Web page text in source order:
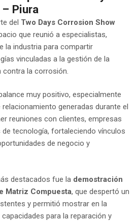
Piura
del Two Days Corrosion Show
que reunió a especialistas,
la industria para compartir
vinculadas a la gestión de la
contra la corrosión.
muy positivo, especialmente
generadas durante el
reuniones con clientes, empresas
tecnología, fortaleciendo vínculos
de negocio y
destacados fue la demostración
Matriz Compuesta, que despertó un
y permitió mostrar en la
para la reparación y